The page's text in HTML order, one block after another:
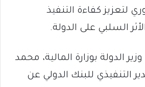
لتعزيز كفاءة التنفيذ
السلبي على الدولة.
الدولة بوزارة المالية، محمد
التنفيذي للبنك الدولي عن